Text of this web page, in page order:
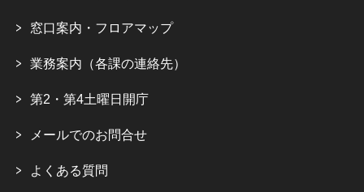
窓口案内・フロアマップ
業務案内（各課の連絡先）
第2・第4土曜日開庁
メールでのお問合せ
よくある質問